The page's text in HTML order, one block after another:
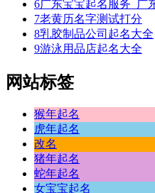
6广东宝宝起名服务_广
7老黄历名字测试打分
8乳胶制品公司起名大全
9游泳用品店起名大全
网站标签
猴年起名
虎年起名
改名
猪年起名
蛇年起名
女宝宝起名